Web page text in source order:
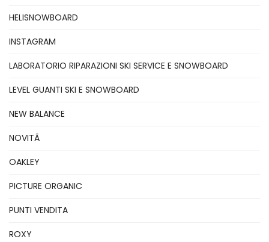
HELISNOWBOARD
INSTAGRAM
LABORATORIO RIPARAZIONI SKI SERVICE E SNOWBOARD
LEVEL GUANTI SKI E SNOWBOARD
NEW BALANCE
NOVITÃ
OAKLEY
PICTURE ORGANIC
PUNTI VENDITA
ROXY